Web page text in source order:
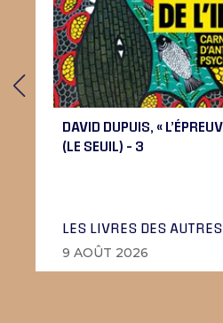
DAVID DUPUIS, «
(LE SEUIL) – 3
LES LIVRES DES AUTRES
9 AOÛT 2026